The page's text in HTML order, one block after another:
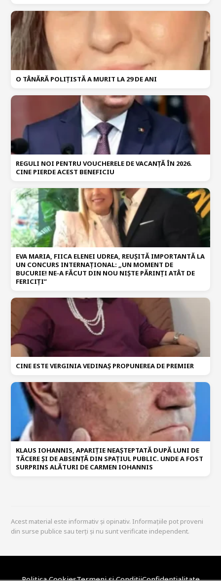
O TÂNĂRĂ POLIȚISTĂ A MURIT LA 29 DE ANI
REGULI NOI PENTRU VOUCHERELE DE VACANȚĂ ÎN 2026.
CINE PIERDE ACEST BENEFICIU
EVA MARIA, FIICA ELENEI UDREA, REUȘITĂ IMPORTANTĂ LA
UN CONCURS INTERNAȚIONAL: „UN MOMENT DE
BUCURIE! NE-A FĂCUT DIN NOU NIȘTE PĂRINȚI ATÂT DE
FERICIȚI”
CINE ESTE VERGINIA VEDINAȘ PROPUNEREA DE PREMIER
KLAUS IOHANNIS, APARIȚIE NEAȘTEPTATĂ DUPĂ LUNI DE
TĂCERE ȘI DE ABSENȚĂ DIN SPAȚIUL PUBLIC. UNDE A FOST
SURPRINS ALĂTURI DE CARMEN IOHANNIS
Acest material este informativ și opinativ. Informațiile pot proveni
din surse publice sau terți și nu sunt verificate independent.
Politica CookiesTermeni și CondițiiConfidențialitate